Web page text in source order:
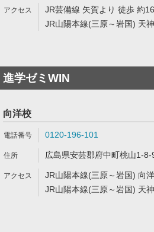
JR芸備線 矢賀より 徒歩 約
JR山陽本線(三原～岩国) 天
進学ゼミWIN
向洋校
0120-196-101
広島県安芸郡府中町桃山1-8-
JR山陽本線(三原～岩国) 向
JR山陽本線(三原～岩国) 天